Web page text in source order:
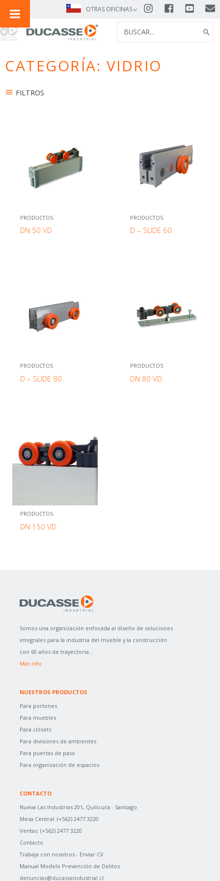
CONTENIDO
OTRAS OFICINAS
FOR:
CATEGORÍA: VIDRIO
FILTROS
PRODUCTOS
DN 50 VD
PRODUCTOS
D – SLIDE 60
PRODUCTOS
D – SLIDE 80
PRODUCTOS
DN 80 VD
PRODUCTOS
DN 150 VD
Somos una organización enfocada al diseño de soluciones
integrales para la industria del mueble y la construcción
con 60 años de trayectoria...
Más info
NUESTROS PRODUCTOS
Para portones
Para muebles
Para clósets
Para divisiones de ambientes
Para puertas de paso
Para organización de espacios
CONTACTO
Nueva Las Industrias 201, Quilicura - Santiago
Mesa Central: (+562) 2477 3220
Ventas: (+562) 2477 3220
Contacto
Trabaja con nosotros - Enviar CV
Manual Modelo Prevención de Delitos
denuncias@ducasseindustrial.cl